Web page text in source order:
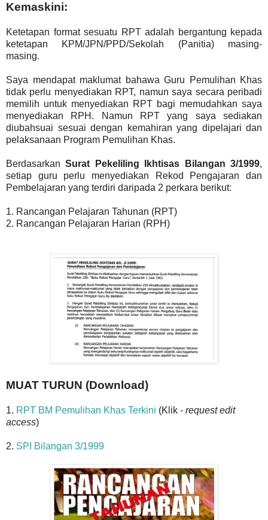
Kemaskini:
Ketetapan format sesuatu RPT adalah bergantung kepada
ketetapan KPM/JPN/PPD/Sekolah (Panitia) masing-
masing.
Saya mendapat maklumat bahawa Guru Pemulihan Khas
tidak perlu menyediakan RPT, namun saya secara peribadi
memilih untuk menyediakan RPT bagi memudahkan saya
menyediakan RPH. Namun RPT yang saya sediakan
diubahsuai sesuai dengan kemahiran yang dipelajari dan
pelaksanaan Program Pemulihan Khas.
BerdasarkanSurat Pekeliling Ikhtisas Bilangan 3/1999,
setiap guru perlu menyediakan Rekod Pengajaran dan
Pembelajaran yang terdiri daripada 2 perkara berikut:
1. Rancangan Pelajaran Tahunan (RPT)
2. Rancangan Pelajaran Harian (RPH)
MUAT TURUN (Download)
1. RPT BM Pemulihan Khas Terkini (Klik - request edit
access)
2. SPI Bilangan 3/1999